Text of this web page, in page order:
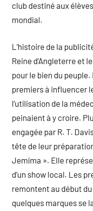
club destiné aux
mondial.
L’histoire de la
Reine d’Angleterre et
pour le bien du
premiers à influencer
l’utilisation de la
peinaient à y croire.
engagée par R. T.
tête de leur
Jemima ». Elle
d’un show local. Les
remontent au début
quelques marques se